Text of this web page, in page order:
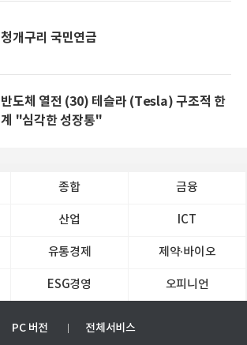
청개구리 국민연금
반도체 열전 (30) 테슬라 (Tesla) 구조적 한
계 "심각한 성장통"
종합 금융
산업 ICT
유통경제 제약∙바이오
ESG경영 오피니언
PC 버전 전체서비스